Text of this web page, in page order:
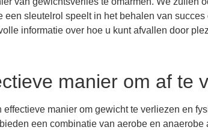
sleutelrol speelt in het behalen van
informatie over hoe u kunt afvallen door
manier om af te
manier om gewicht te verliezen en
een combinatie van aerobe en